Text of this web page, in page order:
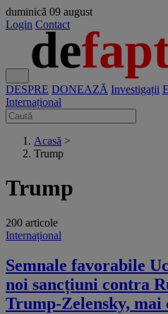
duminică 09 august
Login Contact
DESPRE DONEAZĂ Investigații
Internațional
Acasă >
Trump
Trump
200 articole
Internațional
Semnale favorabile
noi sancțiuni contra
Trump-Zelensky, mai